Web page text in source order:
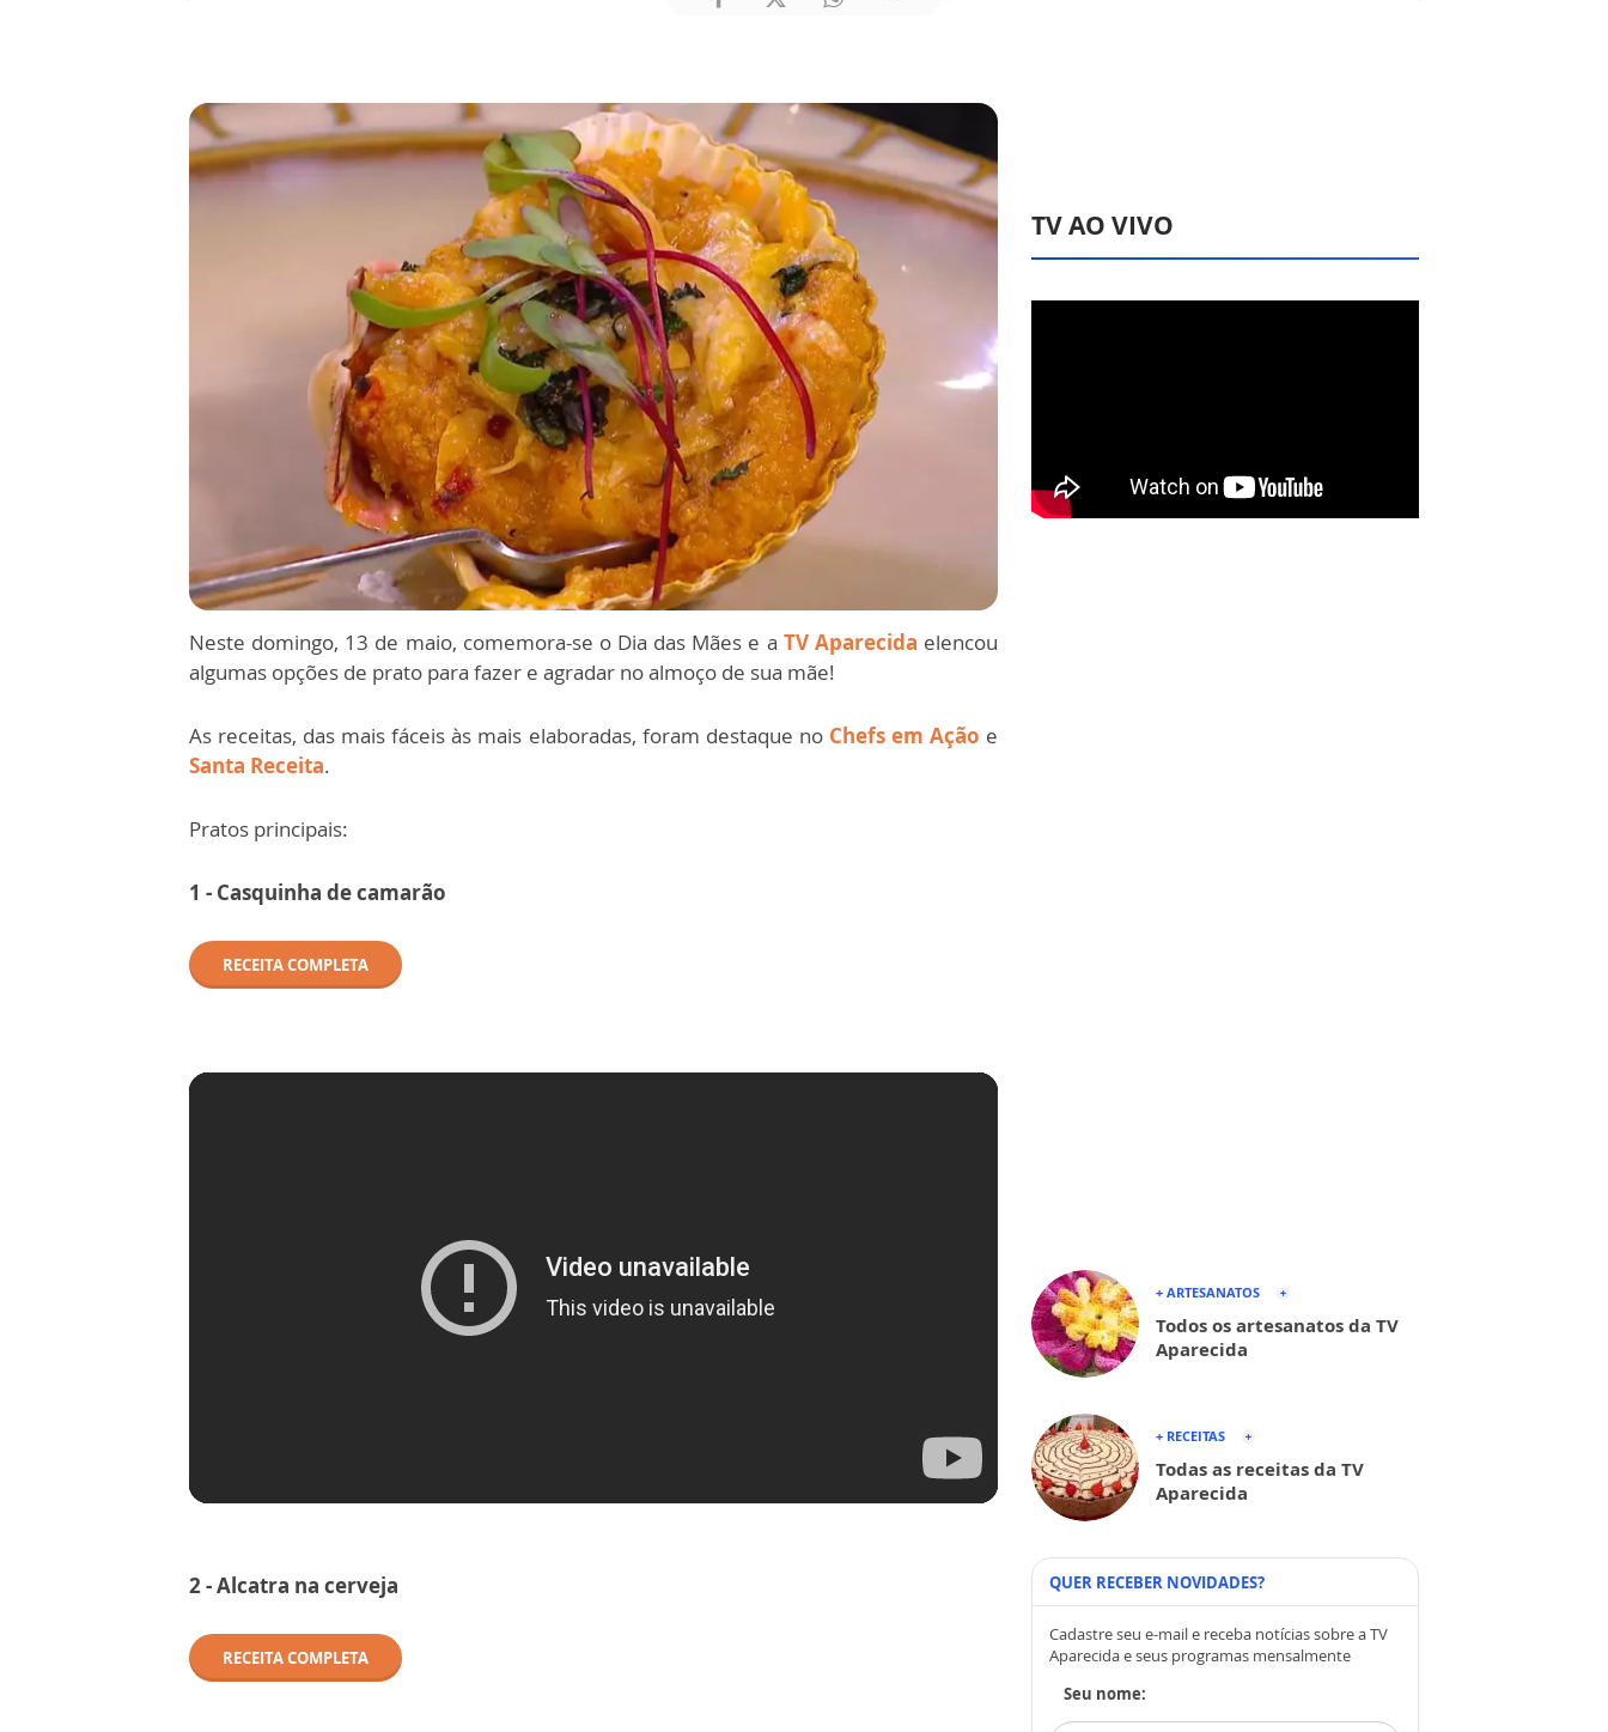
Neste domingo, 13 de maio, comemora-se o Dia das Mães e a TV Aparecida elencou
algumas opções de prato para fazer e agradar no almoço de sua mãe!
As receitas, das mais fáceis às mais elaboradas, foram destaque no Chefs em Ação e
Santa Receita.
Pratos principais:
1 - Casquinha de camarão
RECEITA COMPLETA
2 -Alcatra na cerveja
RECEITA COMPLETA
TV AO VIVO
+ ARTESANATOS
Todos os artesanatos da TV
Aparecida
+ RECEITAS
Todas as receitas da TV
Aparecida
QUER RECEBER NOVIDADES?
Cadastre seu e-mail e receba notícias sobre a TV
Aparecida e seus programas mensalmente
Seu nome: